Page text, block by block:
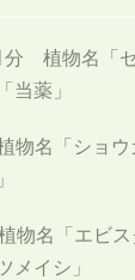
分 植物名「
当薬」
物名「ショウ
物名「エビス
メイシ」